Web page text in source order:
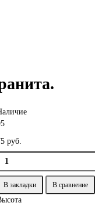
руб.
В закладки В сравнение